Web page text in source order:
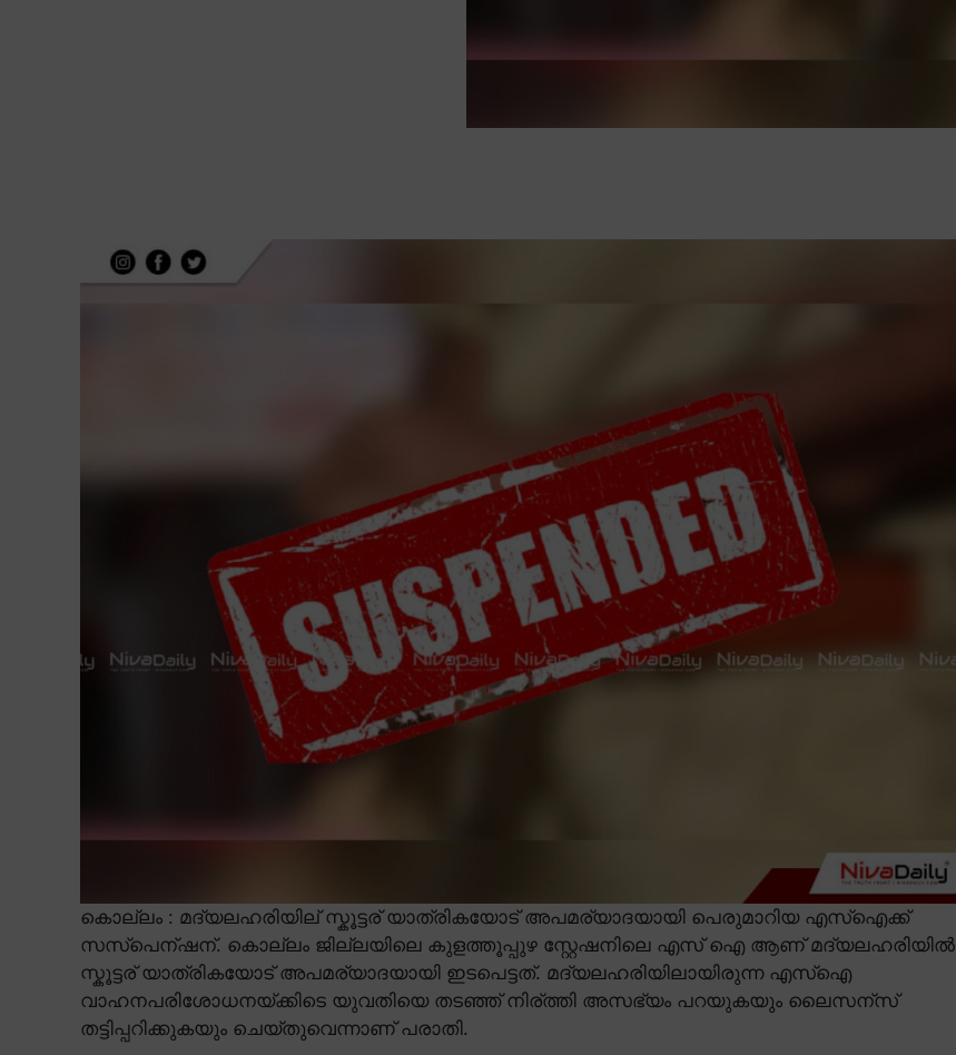
കൊല്ലം : മദ്യലഹരിയില് സ്കൂട്ടര് യാത്രികയോട് അപമര്യാദയായി പെരുമാറിയ എസ്ഐക്ക്
സസ്പെന്ഷന്. കൊല്ലം ജില്ലയിലെ കുളത്തൂപ്പുഴ സ്റ്റേഷനിലെ എസ് ഐ ആണ് മദ്യലഹരിയിൽ
സ്കൂട്ടര് യാത്രികയോട് അപമര്യാദയായി ഇടപെട്ടത്. മദ്യലഹരിയിലായിരുന്ന എസ്ഐ
വാഹനപരിശോധനയ്ക്കിടെ യുവതിയെ തടഞ്ഞ് നിര്ത്തി അസഭ്യം പറയുകയും ലൈസന്സ്
തട്ടിപ്പറിക്കുകയും ചെയ്തുവെന്നാണ് പരാതി.